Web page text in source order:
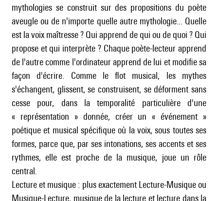
mythologies se construit sur des propositions du poète
aveugle ou de n'importe quelle autre mythologie... Quelle
est la voix maîtresse ? Qui apprend de qui ou de quoi ? Qui
propose et qui interprète ? Chaque poète-lecteur apprend
de l'autre comme l'ordinateur apprend de lui et modifie sa
façon d'écrire. Comme le flot musical, les mythes
s'échangent, glissent, se construisent, se déforment sans
cesse pour, dans la temporalité particulière d'une
« représentation » donnée, créer un « événement »
poétique et musical spécifique où la voix, sous toutes ses
formes, parce que, par ses intonations, ses accents et ses
rythmes, elle est proche de la musique, joue un rôle
central.
Lecture et musique : plus exactement Lecture-Musique ou
Musique-Lecture, musique de la lecture et lecture dans la